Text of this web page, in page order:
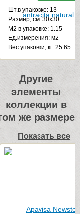
Шт.в упаковке: 13
Размер, см: 30x30
М2 в упаковке: 1.15
Ед.измерения: м2
Веc упаковки, кг: 25.65
Другие
элементы
коллекции в
же размере
Показать все